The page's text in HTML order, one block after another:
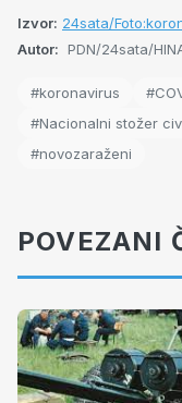
Izvor: 24sata/
Autor: PDN/24sata/
#koronavirus
#Nacionalni stožer
#novozaraženi
POVEZANI